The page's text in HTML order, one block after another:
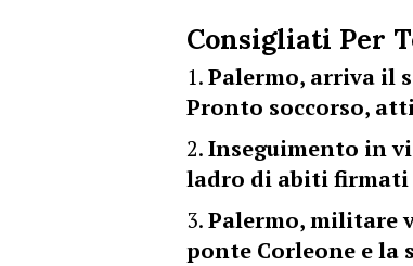
Consigliati Per
Palermo, arriva il
Pronto soccorso,
Inseguimento in
ladro di abiti firmati
Palermo, militare
ponte Corleone e la